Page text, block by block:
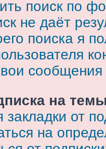
поиск по
не даёт
поиска я
на
от
на